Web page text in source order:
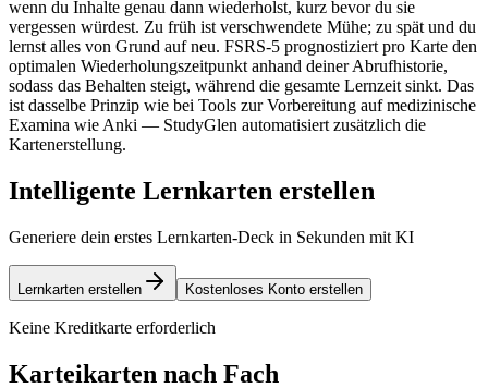
wenn du Inhalte genau dann wiederholst, kurz bevor du sie
vergessen würdest. Zu früh ist verschwendete Mühe; zu spät und du
lernst alles von Grund auf neu. FSRS-5 prognostiziert pro Karte den
optimalen Wiederholungszeitpunkt anhand deiner Abrufhistorie,
sodass das Behalten steigt, während die gesamte Lernzeit sinkt. Das
ist dasselbe Prinzip wie bei Tools zur Vorbereitung auf medizinische
Examina wie Anki — StudyGlen automatisiert zusätzlich die
Kartenerstellung.
Intelligente Lernkarten erstellen
Generiere dein erstes Lernkarten-Deck in Sekunden mit KI
Lernkarten erstellen Kostenloses Konto erstellen
Keine Kreditkarte erforderlich
Karteikarten nach Fach